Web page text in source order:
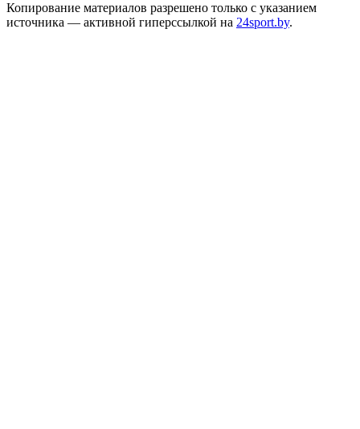
Копирование материалов разрешено только с указанием
источника — активной гиперссылкой на 24sport.by.